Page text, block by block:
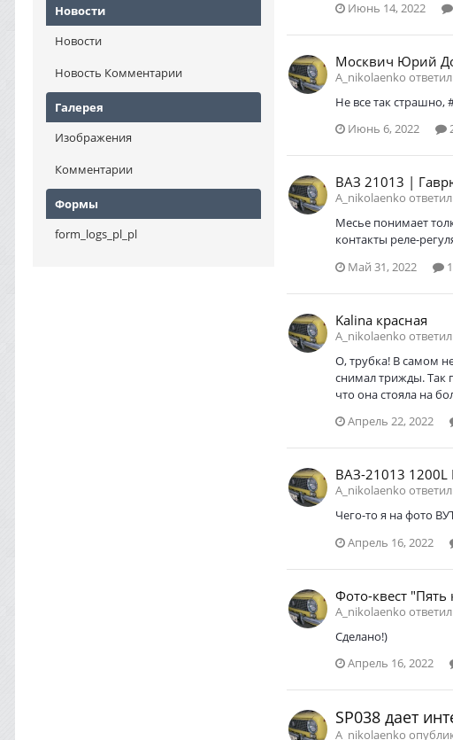
Новости
Новости
Новость Комментарии
Галерея
Изображения
Комментарии
Формы
form_logs_pl_pl
Июнь 14, 2022
Москвич Юрий
A_nikolaenko
Не все так страшно,
Июнь 6, 2022
ВАЗ 21013 |
A_nikolaenko
Месье понимает
контакты реле-
Май 31, 2022
Kalina красная
A_nikolaenko
О, трубка! В самом
снимал трижды. Так
что она стояла на
Апрель 22, 2022
ВАЗ-21013 1200L
A_nikolaenko
Чего-то я на фото
Апрель 16, 2022
Фото-квест "Пять
A_nikolaenko
Сделано!)
Апрель 16, 2022
SP038 дает
A_nikolaenko